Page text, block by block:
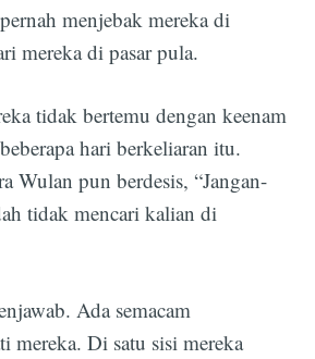
menjebak mereka di
mereka di pasar pula.
tidak bertemu dengan keenam
hari berkeliaran itu.
Wulan pun berdesis, “Jangan-
tidak mencari kalian di
Ada semacam
mereka. Di satu sisi mereka